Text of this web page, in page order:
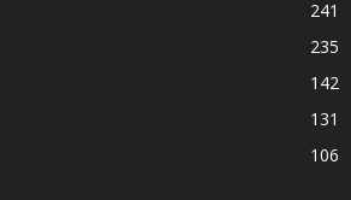
241
235
142
131
106